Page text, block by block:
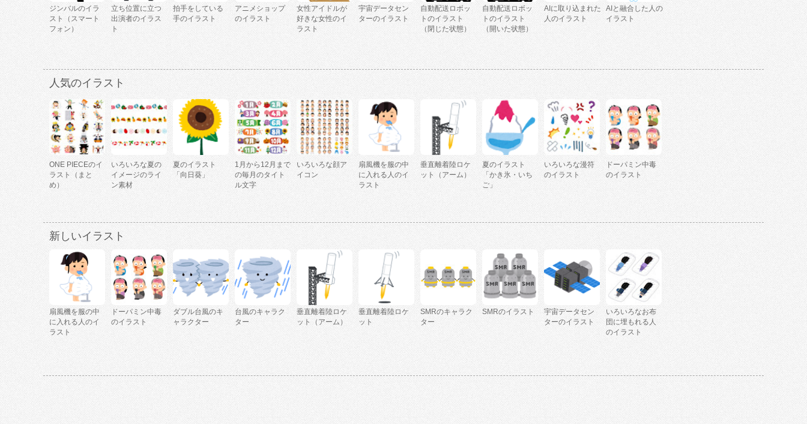
ジンバルのイラ
スト（スマート
フォン）
立ち位置に立つ
出演者のイラス
ト
拍手をしている
手のイラスト
アニメショップ
のイラスト
女性アイドルが
好きな女性のイ
ラスト
宇宙データセン
ターのイラスト
自動配送ロボッ
トのイラスト
（閉じた状態）
自動配送ロボッ
トのイラスト
（開いた状態）
AIに取り込まれた
人のイラスト
AIと融合した人の
イラスト
人気のイラスト
ONE PIECEのイ
ラスト（まと
め）
いろいろな夏の
イメージのライ
ン素材
夏のイラスト
「向日葵」
1月から12月まで
の毎月のタイト
ル文字
いろいろな顔ア
イコン
扇風機を服の中
に入れる人のイ
ラスト
垂直離着陸ロケ
ット（アーム）
夏のイラスト
「かき氷・いち
ご」
いろいろな漫符
のイラスト
ドーパミン中毒
のイラスト
新しいイラスト
扇風機を服の中
に入れる人のイ
ラスト
ドーパミン中毒
のイラスト
ダブル台風のキ
ャラクター
台風のキャラク
ター
垂直離着陸ロケ
ット（アーム）
垂直離着陸ロケ
ット
SMRのキャラク
ター
SMRのイラスト
宇宙データセン
ターのイラスト
いろいろなお布
団に埋もれる人
のイラスト